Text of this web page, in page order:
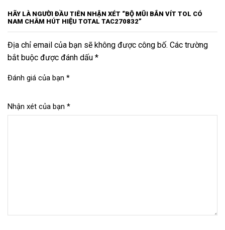
HÃY LÀ NGƯỜI ĐẦU TIÊN NHẬN XÉT “BỘ MŨI BẮN VÍT TOL CÓ
NAM CHÂM HÚT HIỆU TOTAL TAC270832”
Địa chỉ email của bạn sẽ không được công bố. Các trường
bắt buộc được đánh dấu *
Đánh giá của bạn *
Nhận xét của bạn *